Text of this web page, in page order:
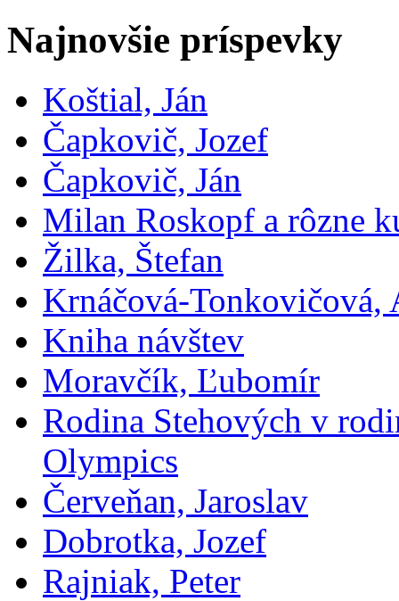
Najnovšie príspevky
Koštial, Ján
Čapkovič, Jozef
Čapkovič, Ján
Milan Roskopf a rôzne
Žilka, Štefan
Krnáčová-Tonkovičová,
Kniha návštev
Moravčík, Ľubomír
Rodina Stehových v
Olympics
Červeňan, Jaroslav
Dobrotka, Jozef
Rajniak, Peter